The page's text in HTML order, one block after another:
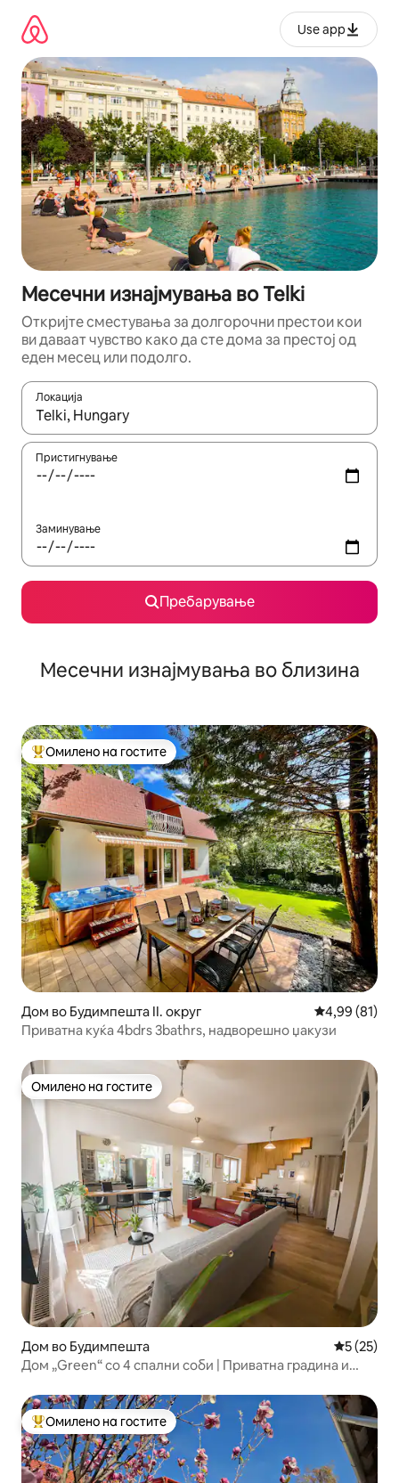
содржина
Use app
Месечни изнајмувања во Telki
Откријте сместувања за долгорочни престои кои
ви даваат чувство како да сте дома за престој од
еден месец или подолго.
Локација
Кога резултатите се достапни, движете се со копчињата
Пристигнување
Заминување
Пребарување
Месечни изнајмувања во близина
Меѓу најуспешните „Омилени на гостите“
Омилено на гостите
Дом во Будимпешта II. округ Просечна
4,99 (81)
Приватна куќа 4bdrs 3bathrs, надворешно џакузи
Омилено на гостите
Омилено на гостите
Дом во Будимпешта Просечна
5 (25)
Дом „Green“ со 4 спални соби | Приватна градина и
Меѓу најуспешните „Омилени на гостите“
Омилено на гостите